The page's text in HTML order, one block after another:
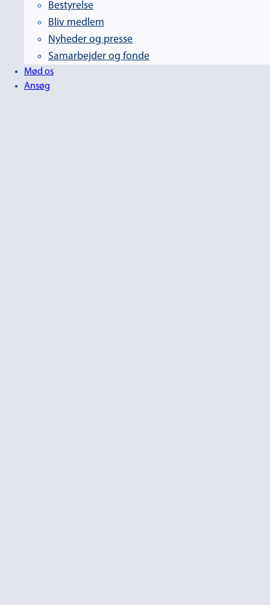
Bestyrelse
Bliv medlem
Nyheder og presse
Samarbejder og fonde
Mød os
Ansøg